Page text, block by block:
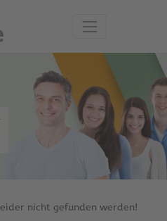
nicht gefunden werden!